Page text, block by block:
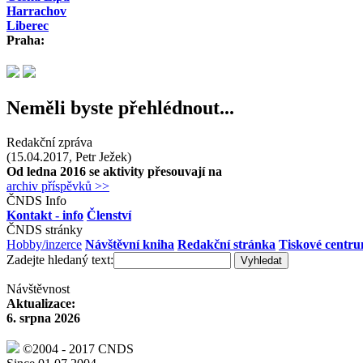
Harrachov
Liberec
Praha:
Neměli byste přehlédnout...
Redakční zpráva
(15.04.2017, Petr Ježek)
Od ledna 2016 se aktivity přesouvají na
archiv příspěvků >>
ČNDS Info
Kontakt - info Členství
ČNDS stránky
Hobby/inzerce Návštěvní kniha Redakční stránka Tiskové
Zadejte hledaný text:
Návštěvnost
Aktualizace:
6. srpna 2026
©2004 - 2017 CNDS